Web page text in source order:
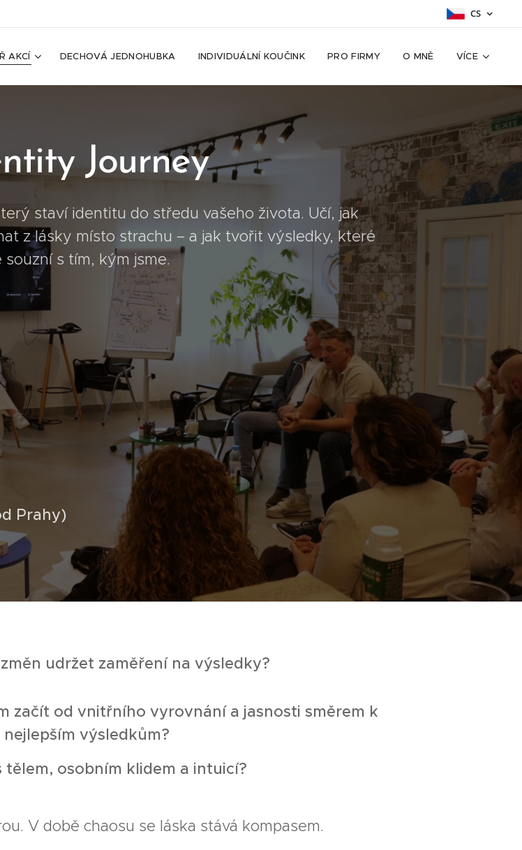
CS
AKCÍ DECHOVÁ JEDNOHUBKA INDIVIDUÁLNÍ KOUČINK PRO FIRMY O MNĚ VÍCE
Journey
staví identitu do středu vašeho života. Učí, jak
z lásky místo strachu – a jak tvořit výsledky, které
souzní s tím, kým jsme.
Prahy)
udržet zaměření na výsledky?
začít od vnitřního vyrovnání a jasnosti směrem k
výsledkům?
osobním klidem a intuicí?
V době chaosu se láska stává kompasem.